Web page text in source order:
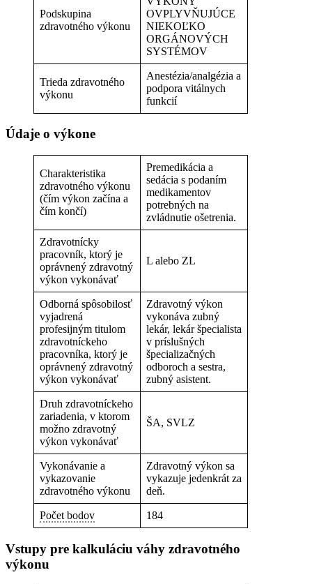
Podskupina
zdravotného výkonu
OVPLYVŇUJÚCE
NIEKOĽKO
ORGÁNOVÝCH
SYSTÉMOV
Trieda zdravotného
výkonu
Anestézia/analgézia a
podpora vitálnych
funkcií
Údaje o výkone
Charakteristika
zdravotného výkonu
(čím výkon začína a
čím končí)
Premedikácia a
sedácia s podaním
medikamentov
potrebných na
zvládnutie ošetrenia.
Zdravotnícky
pracovník, ktorý je
oprávnený zdravotný
výkon vykonávať
L alebo ZL
Odborná spôsobilosť
vyjadrená
profesijným titulom
zdravotníckeho
pracovníka, ktorý je
oprávnený zdravotný
výkon vykonávať
Zdravotný výkon
vykonáva zubný
lekár, lekár špecialista
v príslušných
špecializačných
odboroch a sestra,
zubný asistent.
Druh zdravotníckeho
zariadenia, v ktorom
možno zdravotný
výkon vykonávať
ŠA, SVLZ
Vykonávanie a
vykazovanie
zdravotného výkonu
Zdravotný výkon sa
vykazuje jedenkrát za
deň.
Počet bodov 184
Vstupy pre kalkuláciu váhy zdravotného
výkonu